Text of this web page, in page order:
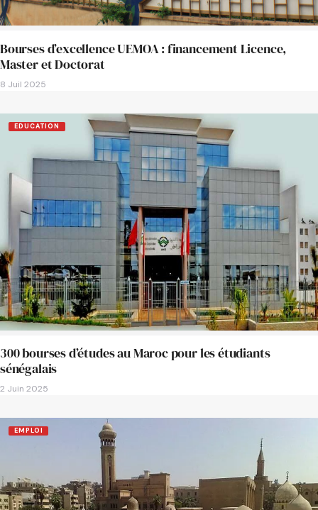
Bourses d’excellence UEMOA : financement Licence,
Master et Doctorat
8 Juil 2025
EDUCATION
300 bourses d’études au Maroc pour les étudiants
sénégalais
2 Juin 2025
EMPLOI